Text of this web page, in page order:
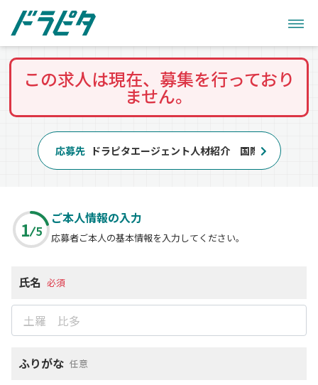
この求人は現在、募集を行っており
ません。
応募先 ドラピタエージェント人材紹介 国際自動車株
1 5
ご本人情報の入力
応募者ご本人の基本情報を入力してください。
氏名 必須
ふりがな 任意